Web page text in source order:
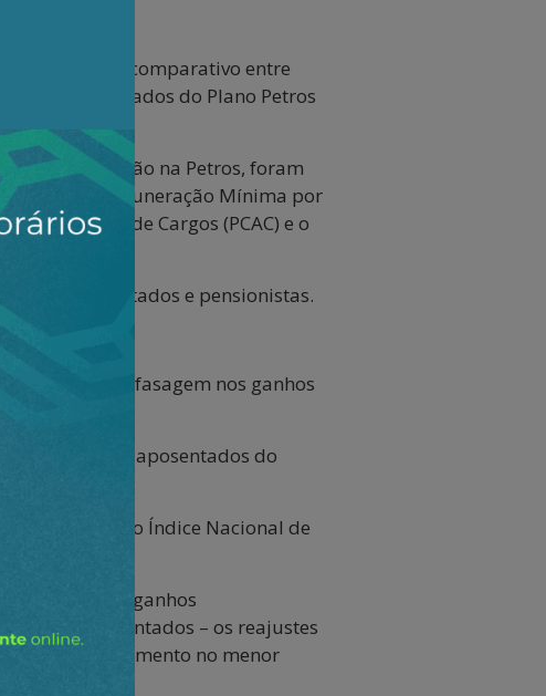
o comparativo entre
R), aposentados do Plano Petros
da repactuação na Petros, foram
da Remuneração Mínima por
e Avaliação de Cargos (PCAC) e o
dos aposentados e pensionistas.
a severa defasagem nos ganhos
e 37,6% nos aposentados do
é relativa ao Índice Nacional de
ativa tiveram ganhos
que os aposentados – os reajustes
elegeu o aumento no menor